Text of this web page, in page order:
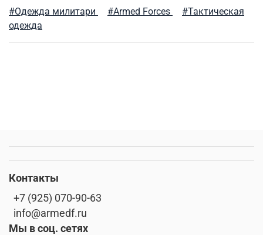
#Одежда милитари #Armed Forces
#Тактическая
одежда
Контакты
+7 (925) 070-90-63
info@armedf.ru
Мы в соц. сетях